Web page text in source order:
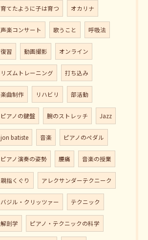
育てたように子は育つ オカリナ
声楽コンサート 歌うこと 呼吸法
復習 動画撮影 オンライン
リズムトレーニング 打ち込み
楽曲制作 リハビリ 部活動
ピアノの鍵盤 腕のストレッチ Jazz
jon batiste 音楽 ピアノのペダル
ピアノ演奏の姿勢 腰痛 音楽の授業
親指くぐり アレクサンダーテクニーク
バジル・クリッツァー テクニック
解剖学 ピアノ・テクニックの科学